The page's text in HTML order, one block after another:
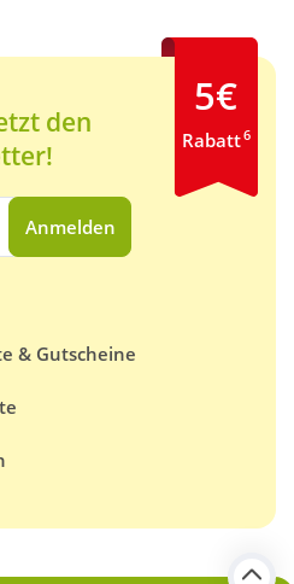
den
Anmelden
& Gutscheine
5€
Rabatt6